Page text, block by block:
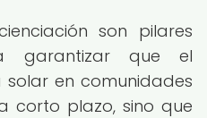
son pilares
garantizar que el
en comunidades
corto plazo, sino que